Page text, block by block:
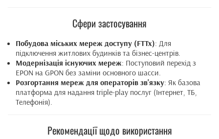
Сфери застосування
Побудова міських мереж доступу (FTTx): Для
підключення житлових будинків та бізнес-центрів.
Модернізація існуючих мереж: Поступовий перехід з
EPON на GPON без заміни основного шасси.
Розгортання мереж для операторів зв'язку: Як базова
платформа для надання triple-play послуг (Інтернет, ТБ,
Телефонія).
Рекомендації щодо використання